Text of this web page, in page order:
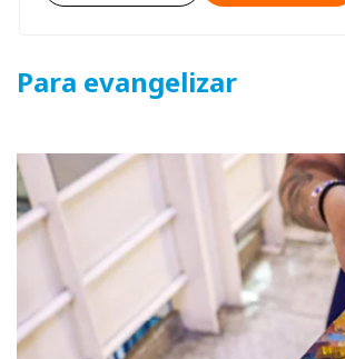
Para evangelizar